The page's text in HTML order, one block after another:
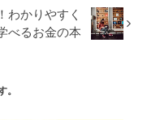
わかりやすく
べるお金の本
。